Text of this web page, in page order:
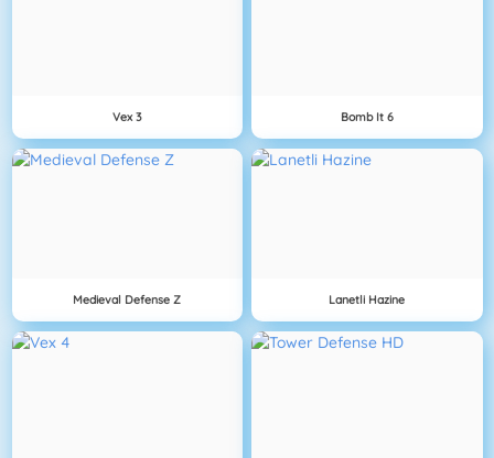
Vex 3 Bomb It 6
Medieval Defense Z Lanetli Hazine